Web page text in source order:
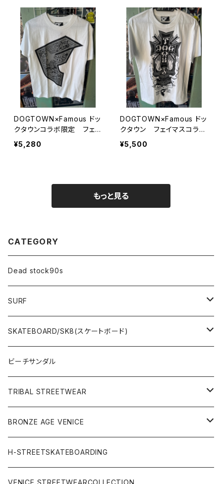
DOGTOWN×Famous ドッ
クタウンコラボ限定 フェイ
マス Tシャツ 限定
¥5,280
DOGTOWN×Famous ドッ
クタウン フェイマスコラボ
限定モデル デットストック
品 Tシャツ
¥5,500
もっと見る
CATEGORY
Dead stock90s
SURF
WetSuits(ウェットスーツ )
Surf Board(サーフボード )
OTHERS(サーフ小物)
WEAR(サーフブランド衣類)
Rhythm(サーフアパレル)
Ripcurl(サーフブランド)
SKATEBOARD/SK8(スケートボード)
CLOTHING(アパレル)
DECK(デッキ)
COMPLETE（完成品）
STREET
SURFSKATE
TRUCK(トラック)
WHEEL(ウィール)
ビーチサンダル
TRIBAL STREETWEAR
小物類
SALE
BRONZE AGE VENICE
made in JAPAN
made in USA
H-STREETSKATEBOARDING
VENICE STREETWEARCOLLECTION